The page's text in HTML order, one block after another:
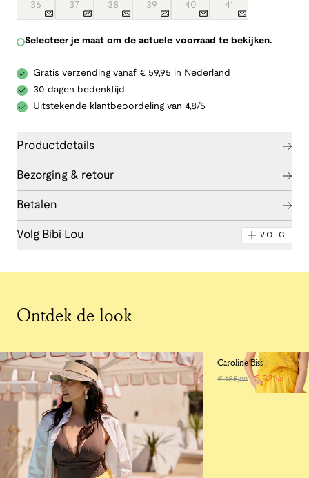
36 37 38 39 40 41
Selecteer je maat om de actuele voorraad te bekijken.
Gratis verzending vanaf € 59,95 in Nederland
30 dagen bedenktijd
Uitstekende klantbeoordeling van 4,8/5
Productdetails
Bezorging & retour
Betalen
Volg Bibi Lou VOLG
Ontdek de look
Caroline Biss
€185,00 €92,50